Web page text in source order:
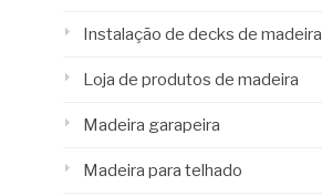
Instalação de decks de madeira
Loja de produtos de madeira
Madeira garapeira
Madeira para telhado